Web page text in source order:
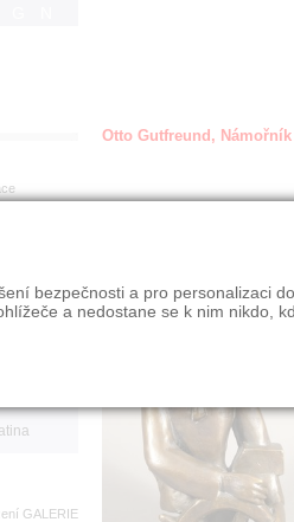
slevy
GALERIE
Otto Gutfreund, Námořník
bezpečnosti a pro personalizaci
a nedostane se k nim nikdo,